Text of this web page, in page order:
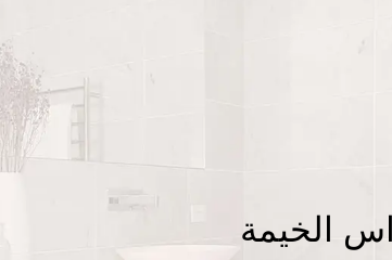
الخيمة